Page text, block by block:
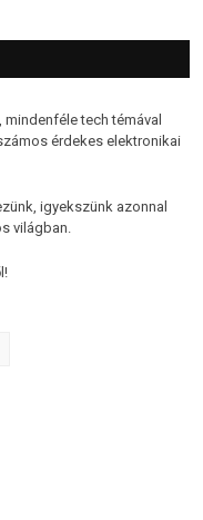
tech témával
érdekes elektronikai
igyekszünk azonnal
világban.